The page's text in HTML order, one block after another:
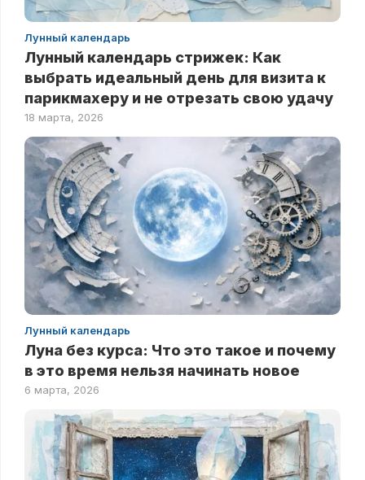
Лунный календарь
Лунный календарь стрижек: Как
выбрать идеальный день для визита к
парикмахеру и не отрезать свою удачу
18 марта, 2026
Лунный календарь
Луна без курса: Что это такое и почему
в это время нельзя начинать новое
6 марта, 2026